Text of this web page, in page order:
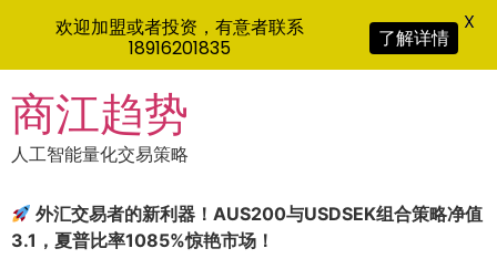
to
content
商江趋势
人工智能量化交易策略
外汇交易者的新利器！AUS200与USDSEK组合策略净值
3.1，夏普比率1085%惊艳市场！
欢迎加盟或者投资，有意者联系
18916201835
了解详情
X